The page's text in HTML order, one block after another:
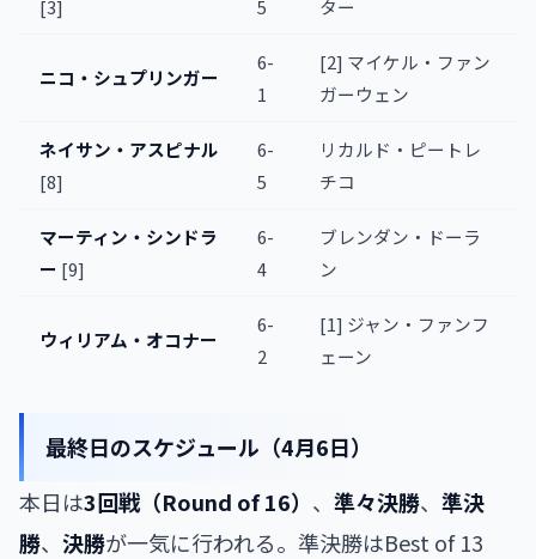
[3]
5
ター
ニコ・シュプリンガー
6-
1
[2] マイケル・ファン
ガーウェン
ネイサン・アスピナル
[8]
6-
5
リカルド・ピートレ
チコ
マーティン・シンドラ
ー [9]
6-
4
ブレンダン・ドーラ
ン
ウィリアム・オコナー
6-
2
[1] ジャン・ファンフ
ェーン
最終日のスケジュール（4月6日）
本日は3回戦（Round of 16） 、 準々決勝、 準決
勝、 決勝が一気に行われる。準決勝はBest of 13